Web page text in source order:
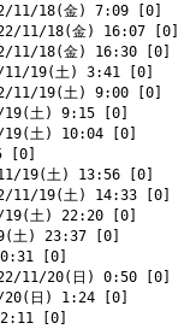
18(金) 7:09 [0]
11/18(金) 16:07 [0]
11/18(金) 16:30 [0]
19(土) 3:41 [0]
11/19(土) 9:00 [0]
土) 9:15 [0]
土) 10:04 [0]
[0]
19(土) 13:56 [0]
11/19(土) 14:33 [0]
19(土) 22:20 [0]
土) 23:37 [0]
[0]
11/20(日) 0:50 [0]
20(日) 1:24 [0]
[0]